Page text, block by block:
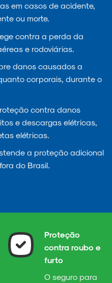
em casos de acidente,
ou morte.
contra a perda da
e rodoviárias.
danos causados a
corporais, durante o
contra danos
e descargas elétricas,
elétricas.
a proteção adicional
do Brasil.
Proteção
contra roubo e
furto
O seguro para